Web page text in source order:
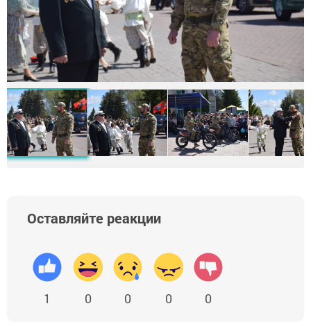
Оставляйте реакции
1 0 0 0 0